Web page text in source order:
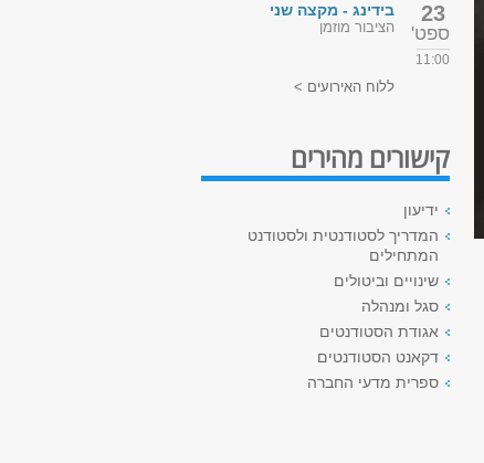
23
ספט'
11:00
בידינג - מקצה שני
הציבור מוזמן
ללוח האירועים >
קישורים מהירים
ידיעון
המדריך לסטודנטית ולסטודנט
המתחילים
שינויים וביטולים
סגל ומנהלה
אגודת הסטודנטים
דקאנט הסטודנטים
ספרית מדעי החברה